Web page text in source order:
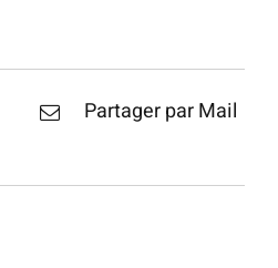
Partager par Mail